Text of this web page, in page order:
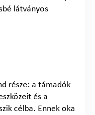
látványos
része: a támadók
és a
célba. Ennek oka